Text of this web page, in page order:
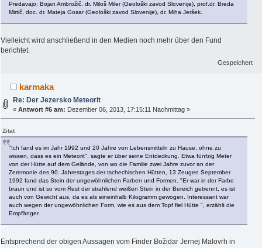
Predavajo: Bojan Ambrožič, dr. Miloš Miler (Geološki zavod Slovenije), prof.dr. Breda
Mirtič, doc. dr. Mateja Gosar (Geološki zavod Slovenije), dr. Miha Jeršek.
Vielleicht wird anschließend in den Medien noch mehr über den Fund
berichtet.
Gespeichert
karmaka
Re: Der Jezersko Meteorit
«Antwort #6 am: Dezember 06, 2013, 17:15:11 Nachmittag »
Zitat
"Ich fand es im Jahr 1992 und 20 Jahre von Lebensmitteln zu Hause, ohne zu
wissen, dass es ein Meteorit", sagte er über seine Entdeckung. Etwa fünfzig Meter
von der Hütte auf dem Gelände, von wo die Familie zwei Jahre zuvor an der
Zeremonie des 90. Jahrestages der tschechischen Hütten, 13 Zeugen September
1992 fand das Stein der ungewöhnlichen Farben und Formen. "Er war in der Farbe
braun und ist so vom Rest der strahlend weißen Stein in der Bereich getrennt, es ist
auch von Gewicht aus, da es als eineinhalb Kilogramm gewogen. Interessant war
auch wegen der ungewöhnlichen Form, wie es aus dem Topf fiel Hütte ", erzählt die
Empfänger.
Entsprechend der obigen Aussagen vom Finder Božidar Jernej Malovrh in